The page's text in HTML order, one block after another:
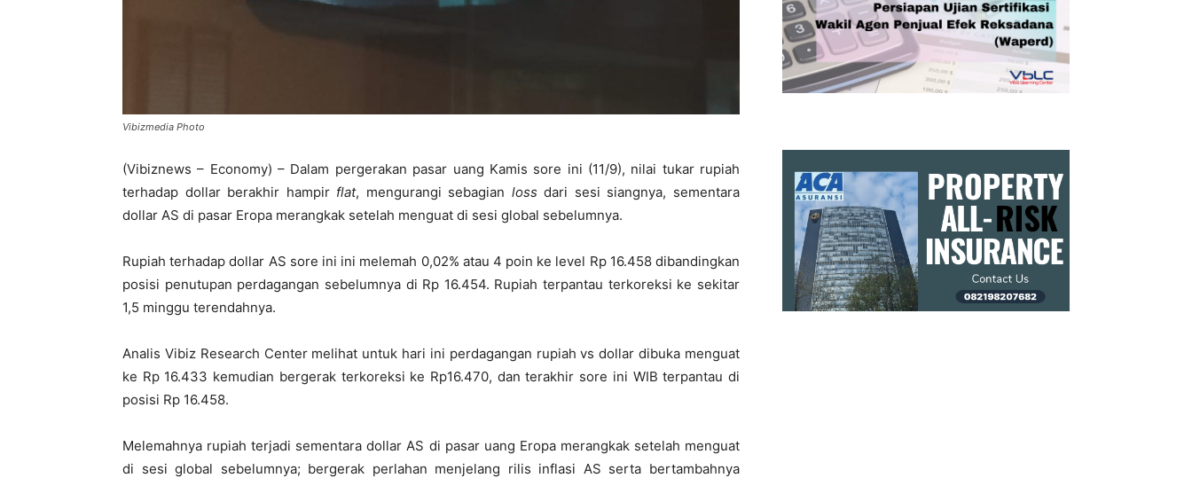
Vibizmedia Photo
(Vibiznews – Economy) – Dalam pergerakan pasar uang Kamis sore ini (11/9), nilai tukar rupiah
terhadap dollar berakhir hampir flat, mengurangi sebagian lossdari sesi siangnya, sementara
dollar AS di pasar Eropa merangkak setelah menguat di sesi global sebelumnya.
Rupiah terhadap dollar AS sore ini ini melemah 0,02% atau 4 poin ke level Rp 16.458 dibandingkan
posisi penutupan perdagangan sebelumnya di Rp 16.454. Rupiah terpantau terkoreksi ke sekitar
1,5 minggu terendahnya.
Analis Vibiz Research Center melihat untuk hari ini perdagangan rupiah vs dollar dibuka menguat
ke Rp 16.433 kemudian bergerak terkoreksi ke Rp16.470, dan terakhir sore ini WIB terpantau di
posisi Rp 16.458.
Melemahnya rupiah terjadi sementara dollar AS di pasar uang Eropa merangkak setelah menguat
di sesi global sebelumnya; bergerak perlahan menjelang rilis inflasi AS serta bertambahnya